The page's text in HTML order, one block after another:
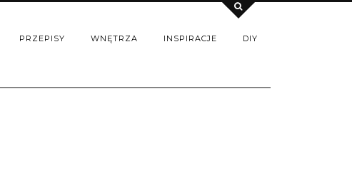
PRZEPISY WNĘTRZA INSPIRACJE DIY